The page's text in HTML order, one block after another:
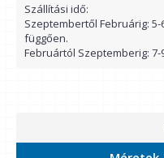
Szállítási idő:
Szeptembertől Februárig:
függően.
Februártól Szeptemberig: